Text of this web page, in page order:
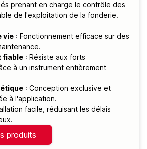
prenant en charge le contrôle des
de l'exploitation de la fonderie.
vie : Fonctionnement efficace sur des
fiable : Résiste aux forts
à un instrument entièrement
: Conception exclusive et
à l'application.
facile, réduisant les délais
produits